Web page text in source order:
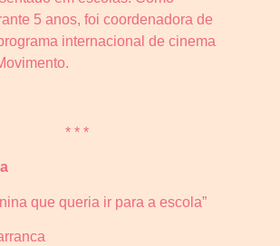
5 anos, foi coordenadora de
internacional de cinema
* * *
que queria ir para a escola”